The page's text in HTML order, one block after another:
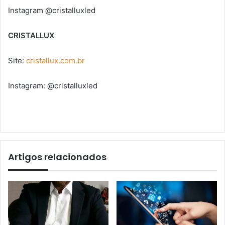
Instagram @cristalluxled
CRISTALLUX
Site: cristallux.com.br
Instagram: @cristalluxled
Artigos relacionados